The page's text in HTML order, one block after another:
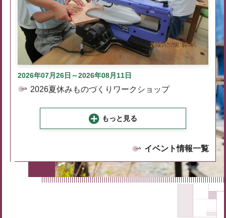
2026年07月26日～2026年08月11日
2026夏休みものづくりワークショップ
もっと見る
イベント情報一覧